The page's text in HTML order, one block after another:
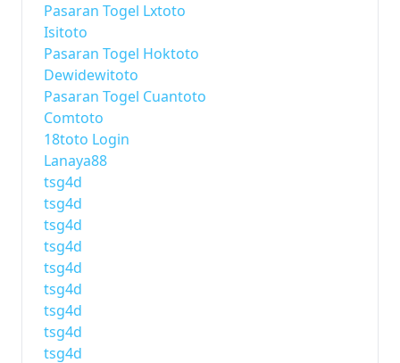
Pasaran Togel Lxtoto
Isitoto
Pasaran Togel Hoktoto
Dewidewitoto
Pasaran Togel Cuantoto
Comtoto
18toto Login
Lanaya88
tsg4d
tsg4d
tsg4d
tsg4d
tsg4d
tsg4d
tsg4d
tsg4d
tsg4d